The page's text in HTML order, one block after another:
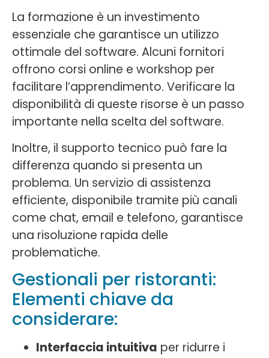
La formazione è un investimento
essenziale che garantisce un utilizzo
ottimale del software. Alcuni fornitori
offrono corsi online e workshop per
facilitare l’apprendimento. Verificare la
disponibilità di queste risorse è un passo
importante nella scelta del software.
Inoltre, il supporto tecnico può fare la
differenza quando si presenta un
problema. Un servizio di assistenza
efficiente, disponibile tramite più canali
come chat, email e telefono, garantisce
una risoluzione rapida delle
problematiche.
Gestionali per ristoranti:
Elementi chiave da
considerare:
Interfaccia intuitiva per ridurre i